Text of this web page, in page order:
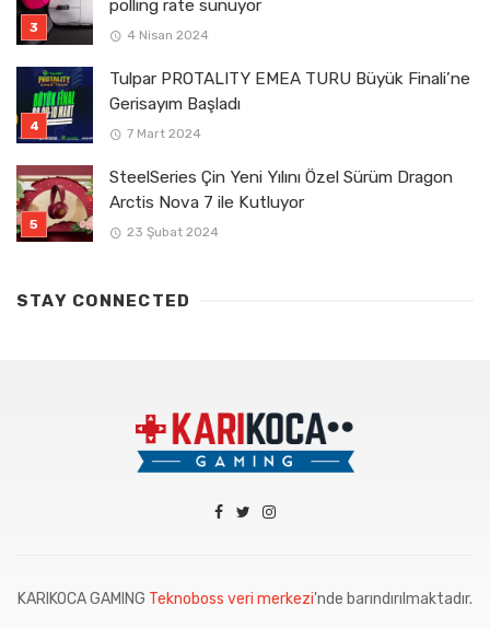
polling rate sunuyor
4 Nisan 2024
Tulpar PROTALITY EMEA TURU Büyük Finali’ne
Gerisayım Başladı
7 Mart 2024
SteelSeries Çin Yeni Yılını Özel Sürüm Dragon
Arctis Nova 7 ile Kutluyor
23 Şubat 2024
STAY CONNECTED
KARIKOCA GAMING Teknoboss veri merkezi'nde barındırılmaktadır.